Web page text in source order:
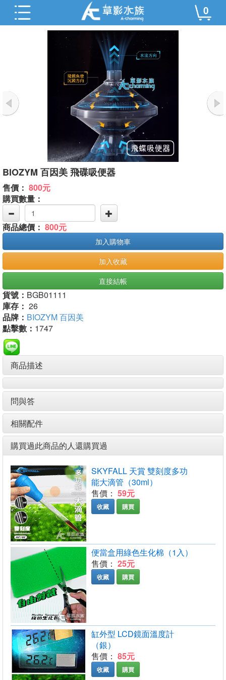
0
BIOZYM 百因美 飛碟吸便器
售價： 800元
購買數量：
商品總價： 800元
加入購物車
加入收藏
直接結帳
貨號： BGB01111
庫存： 26
品牌： BIOZYM 百因美
點擊數： 1747
商品描述
問與答
相關配件
購買過此商品的人還購買過
SKYFALL 天賞 雙刻度多功
能大滴管（30ml）
售價： 59元
收藏 購買
便當盒用綠色生化棉（1入）
售價： 25元
收藏 購買
缸外型 LCD鏡面溫度計
（銀）
售價： 85元
收藏 購買